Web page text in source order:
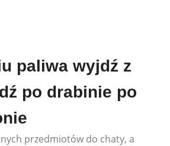
paliwa wyjdź z
po drabinie po
przedmiotów do chaty, a